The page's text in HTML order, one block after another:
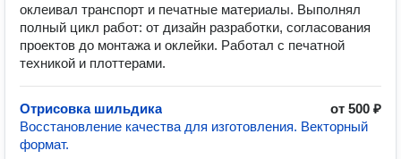
оклеивал транспорт и печатные материалы. Выполнял
полный цикл работ: от дизайн разработки, согласования
проектов до монтажа и оклейки. Работал с печатной
техникой и плоттерами.
Отрисовка шильдика
от 500 ₽
Восстановление качества для изготовления. Векторный
формат.